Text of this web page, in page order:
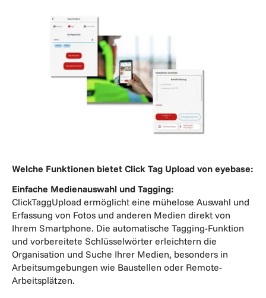
Welche Funktionen bietet Click Tag Upload von eyebase:
Einfache Medienauswahl und Tagging:
ClickTaggUpload ermöglicht eine mühelose Auswahl und
Erfassung von Fotos und anderen Medien direkt von
Ihrem Smartphone. Die automatische Tagging-Funktion
und vorbereitete Schlüsselwörter erleichtern die
Organisation und Suche Ihrer Medien, besonders in
Arbeitsumgebungen wie Baustellen oder Remote-
Arbeitsplätzen.